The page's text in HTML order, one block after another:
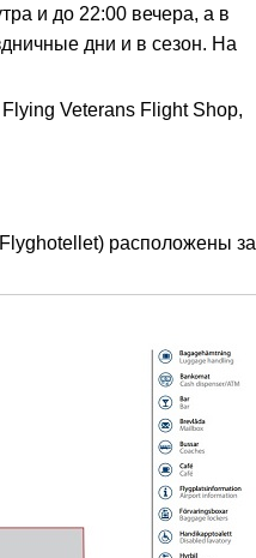
и до 22:00 вечера, а в
дни и в сезон. На
Veterans Flight Shop,
расположены за